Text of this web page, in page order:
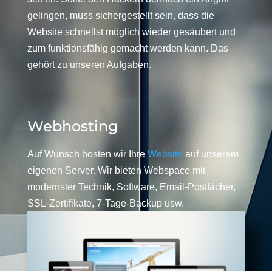
gelingen, muss sichergestellt sein, dass die
Website schnellst möglich wieder gesäubert und
zum funktionsfähig gemacht werden kann. Das
gehört zu unseren Aufgaben.
Webhosting
Auf Wunsch hosten wir Ihre Website auf unserem
eigenen Server. Wir bieten Webspace mit
modernster Technik, Software, Email-Postfächer,
SSL-Zertifikate, 7-Tage-Backup usw.